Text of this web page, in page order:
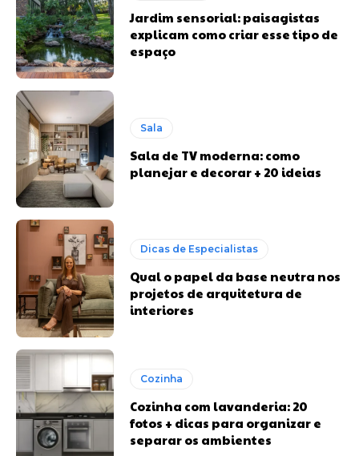
Jardim sensorial: paisagistas
explicam como criar esse tipo de
espaço
Sala
Sala de TV moderna: como
planejar e decorar + 20 ideias
Dicas de Especialistas
Qual o papel da base neutra nos
projetos de arquitetura de
interiores
Cozinha
Cozinha com lavanderia: 20
fotos + dicas para organizar e
separar os ambientes